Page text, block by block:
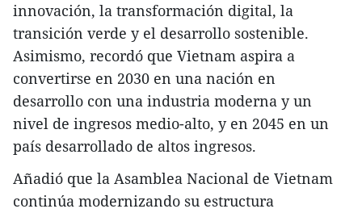
innovación, la transformación digital, la
transición verde y el desarrollo sostenible.
Asimismo, recordó que Vietnam aspira a
convertirse en 2030 en una nación en
desarrollo con una industria moderna y un
nivel de ingresos medio-alto, y en 2045 en un
país desarrollado de altos ingresos.
​Añadió que la Asamblea Nacional de Vietnam
continúa modernizando su estructura